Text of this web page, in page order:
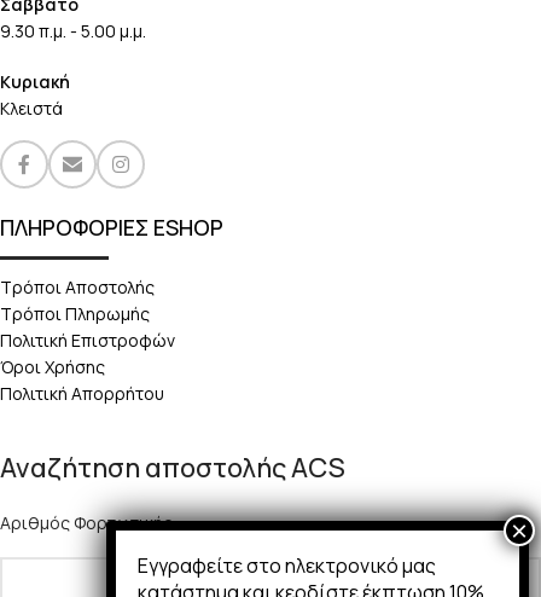
9.30 π.μ. - 5.00 μ.μ.
Κυριακή
Κλειστά
ΠΛΗΡΟΦΟΡΙΕΣ ESHOP
Τρόποι Αποστολής
Τρόποι Πληρωμής
Πολιτική Επιστροφών
Όροι Χρήσης
Πολιτική Απορρήτου
Αναζήτηση αποστολής ACS
Αριθμός Φορτωτικής:
Εγγραφείτε στο ηλεκτρονικό μας